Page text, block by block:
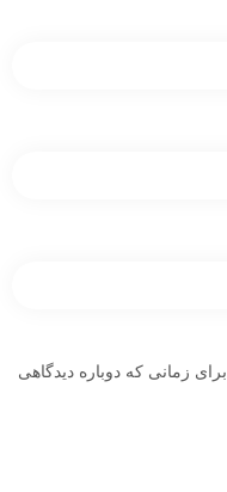
زمانی که دوباره دیدگاهی